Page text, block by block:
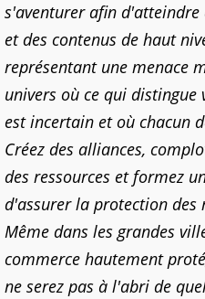
s'aventurer afin d'atteindre
et des contenus de haut
représentant une menace
univers où ce qui distingue
est incertain et où chacun
Créez des alliances,
des ressources et formez
d'assurer la protection des
Même dans les grandes
commerce hautement
ne serez pas à l'abri de